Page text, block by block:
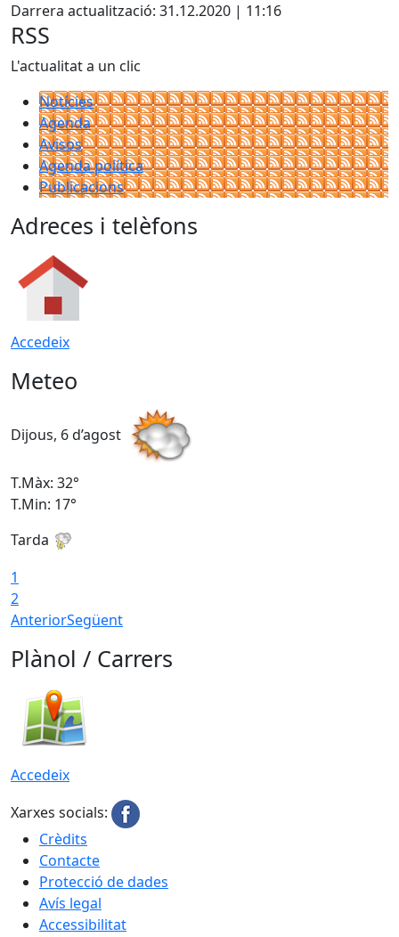
Darrera actualització: 31.12.2020 | 11:16
RSS
L'actualitat a un clic
Notícies
Agenda
Avisos
Agenda política
Publicacions
Adreces i telèfons
Accedeix
Meteo
Dijous, 6 d’agost
T.Màx: 32°
T.Min: 17°
Tarda
1
2
AnteriorSegüent
Plànol / Carrers
Accedeix
Xarxes socials:
Crèdits
Contacte
Protecció de dades
Avís legal
Accessibilitat